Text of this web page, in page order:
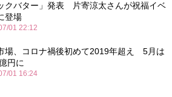
クバター」発表 片寄涼太さんが祝福イベ
登場
01 22:12
場、コロナ禍後初めて2019年超え 5月は
円に
01 16:24